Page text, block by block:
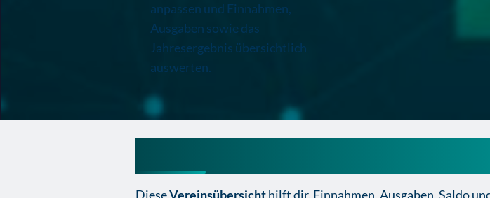
anpassen und Einnahmen,
Ausgaben sowie das
Jahresergebnis übersichtlich
auswerten.
DieseVereinsübersichthilft dir, Einnahmen, Ausgaben, Saldo